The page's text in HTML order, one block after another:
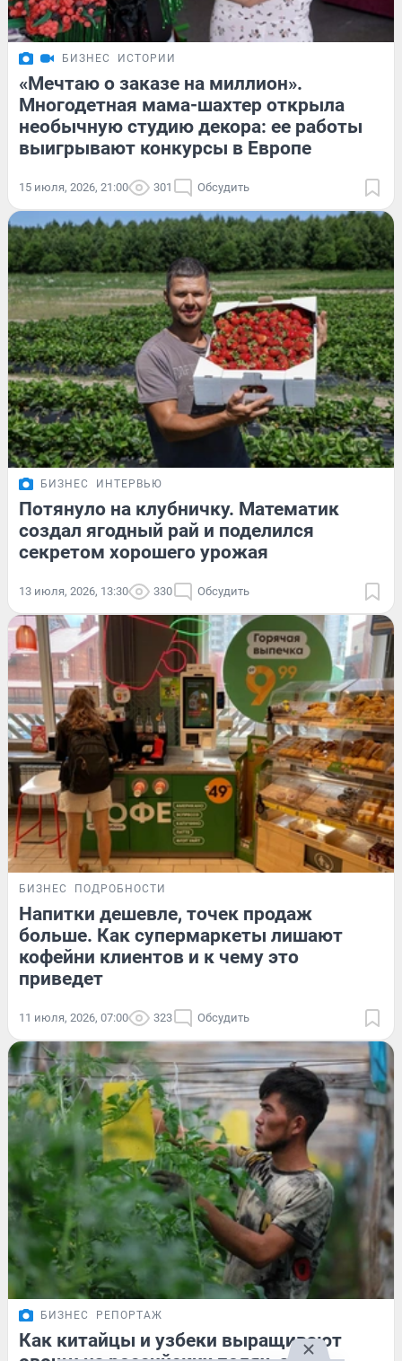
БИЗНЕС ИСТОРИИ
«Мечтаю о заказе на миллион».
Многодетная мама-шахтер открыла
необычную студию декора: ее работы
выигрывают конкурсы в Европе
15 июля, 2026, 21:00 301 Обсудить
БИЗНЕС ИНТЕРВЬЮ
Потянуло на клубничку. Математик
создал ягодный рай и поделился
секретом хорошего урожая
13 июля, 2026, 13:30 330 Обсудить
БИЗНЕС ПОДРОБНОСТИ
Напитки дешевле, точек продаж
больше. Как супермаркеты лишают
кофейни клиентов и к чему это
приведет
11 июля, 2026, 07:00 323 Обсудить
БИЗНЕС РЕПОРТАЖ
Как китайцы и узбеки выращивают